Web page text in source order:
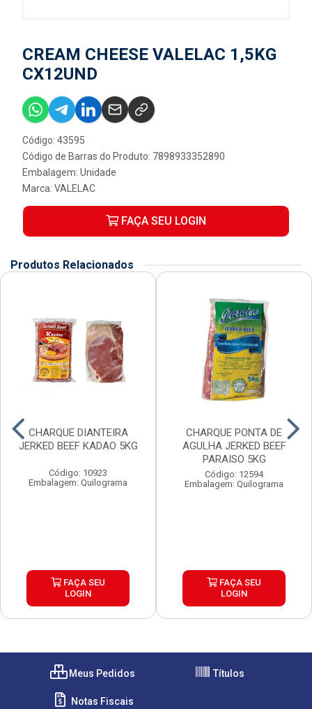
CREAM CHEESE VALELAC 1,5KG
CX12UND
Código: 43595
Código de Barras do Produto: 7898933352890
Embalagem: Unidade
Marca: VALELAC
FAÇA SEU LOGIN
Produtos Relacionados
CHARQUE DIANTEIRA
JERKED BEEF KADAO 5KG
Código: 10923
Embalagem: Quilograma
FAÇA SEU
LOGIN
CHARQUE PONTA DE
AGULHA JERKED BEEF
PARAISO 5KG
Código: 12594
Embalagem: Quilograma
FAÇA SEU
LOGIN
Meus Pedidos Títulos
Notas Fiscais